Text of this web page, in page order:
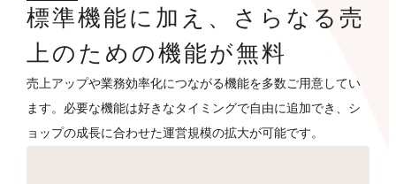
標準機能に加え、さらなる売
上のための機能が無料
売上アップや業務効率化につながる機能を多数ご用意してい
ます。必要な機能は好きなタイミングで自由に追加でき、シ
ョップの成長に合わせた運営規模の拡大が可能です。